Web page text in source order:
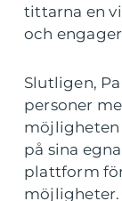
tittarna en
och
Slutligen,
personer
möjligheten
på sina
plattform